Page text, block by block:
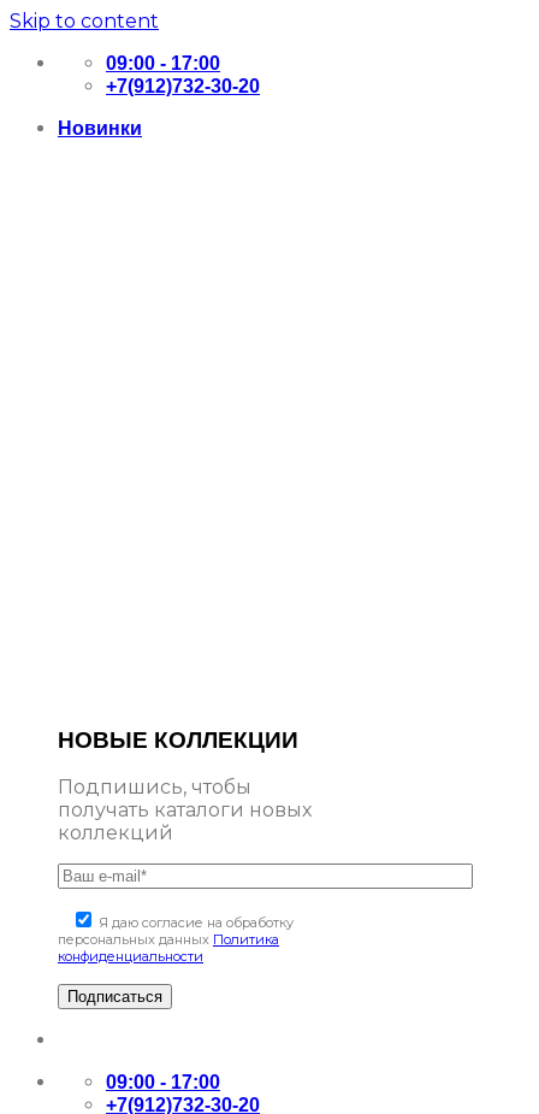
Skip to content
09:00 - 17:00
+7(912)732-30-20
Новинки
НОВЫЕ КОЛЛЕКЦИИ
Подпишись, чтобы
получать каталоги новых
коллекций
Я даю согласие на обработку
персональных данных Политика
конфиденциальности
09:00 - 17:00
+7(912)732-30-20